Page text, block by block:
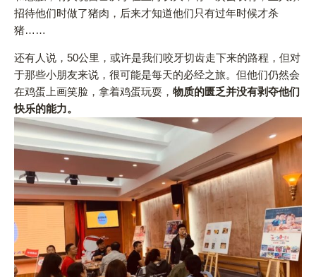
招待他们时做了猪肉，后来才知道他们只有过年时候才杀
猪……
还有人说，50公里，或许是我们咬牙切齿走下来的路程，但对
于那些小朋友来说，很可能是每天的必经之旅。但他们仍然会
在鸡蛋上画笑脸，拿着鸡蛋玩耍， 物质的匮乏并没有剥夺他们
快乐的能力。